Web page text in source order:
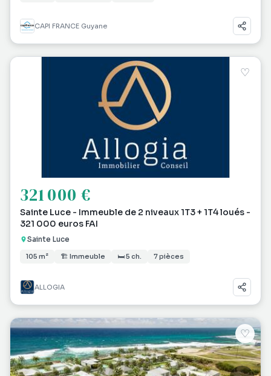
CAPI FRANCE Guyane
♡
321 000 €
Sainte Luce - Immeuble de 2 niveaux 1T3 + 1T4 loués -
321 000 euros FAI
Sainte Luce
105 m² 🏗 Immeuble 🛏 5 ch. 7 pièces
ALLOGIA
♡